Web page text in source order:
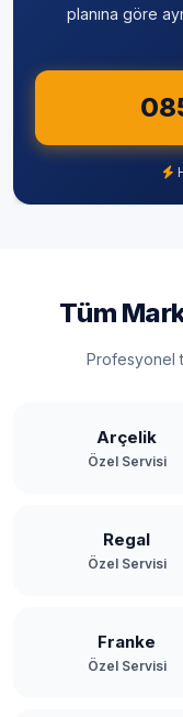
planına göre
Tüm
Profesyonel
Arçelik
Özel Servisi
Regal
Özel Servisi
Franke
Özel Servisi